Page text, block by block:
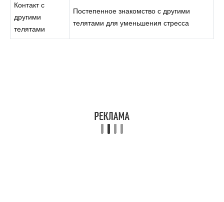
Контакт с
другими
телятами
Постепенное знакомство с другими
телятами для уменьшения стресса